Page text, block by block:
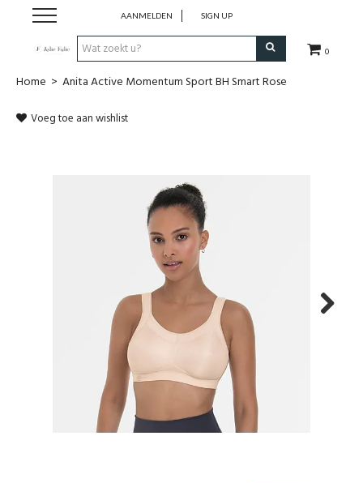
0
AANMELDEN SIGN UP
Home
Home > Anita Active Momentum Sport BH Smart Rose
Voeg toe aan wishlist